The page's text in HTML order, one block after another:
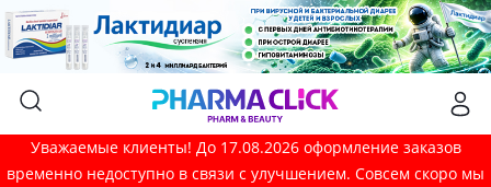
Уважаемые клиенты! До 17.08.2026 оформление заказов
временно недоступно в связи с улучшением. Совсем скоро мы